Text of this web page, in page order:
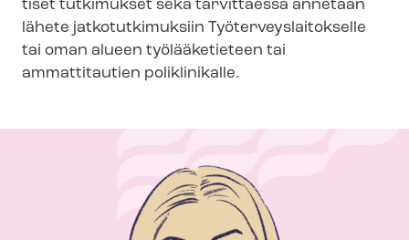
ti­set tutkimukset sekä tarvittaessa annetaan
lähete jatkotutkimuksiin Työ­ter­veys­lai­tok­sel­le
tai oman alueen työlääketieteen tai
ammattitautien poliklinikalle.